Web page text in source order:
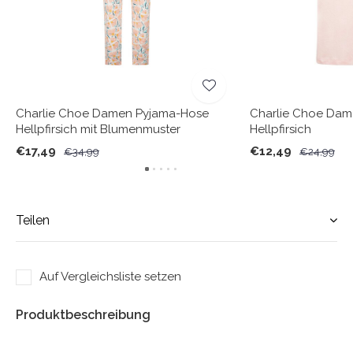
Charlie Choe Damen Pyjama-Hose
Hellpfirsich mit Blumenmuster
€17,49
€34,99
Charlie Choe
Hellpfirsich
€12,49
€24,99
Teilen
Auf Vergleichsliste setzen
Produktbeschreibung